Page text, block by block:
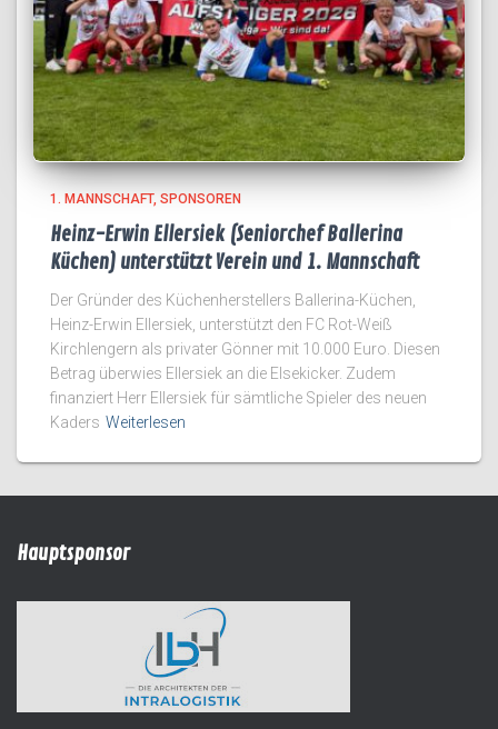
1. MANNSCHAFT SPONSOREN
Heinz-Erwin Ellersiek (Seniorchef Ballerina
Küchen) unterstützt Verein und 1. Mannschaft
Der Gründer des Küchenherstellers Ballerina-Küchen,
Heinz-Erwin Ellersiek, unterstützt den FC Rot-Weiß
Kirchlengern als privater Gönner mit 10.000 Euro. Diesen
Betrag überwies Ellersiek an die Elsekicker. Zudem
finanziert Herr Ellersiek für sämtliche Spieler des neuen
Kaders Weiterlesen
Hauptsponsor